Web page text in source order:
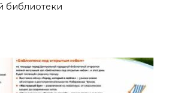
библиотеки